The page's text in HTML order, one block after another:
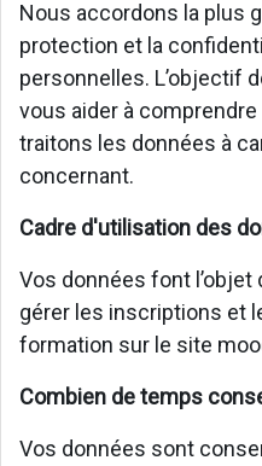
Nous accordons la plus
protection et la
personnelles. L’objectif
vous aider à
traitons les données à
concernant.
Cadre d'utilisation des
Vos données font l’objet
gérer les inscriptions et
formation sur le site
Combien de temps
Vos données sont